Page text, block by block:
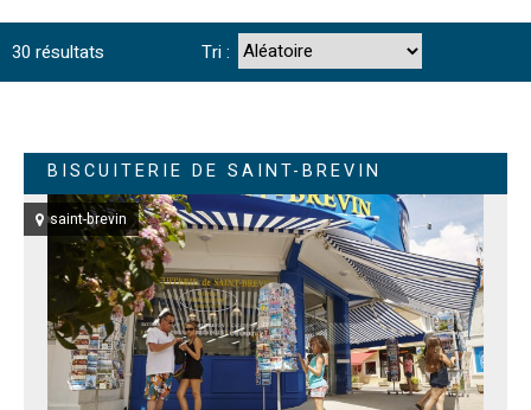
30résultats Tri :
BISCUITERIE DE SAINT-BREVIN
saint-brevin